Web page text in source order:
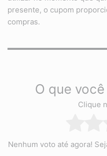
presente, o cupom
compras.
O que
Clique
Nenhum voto até agora!